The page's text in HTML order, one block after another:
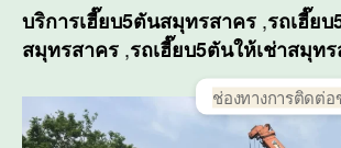
บริการเฮี๊ยบ5ตันสมุทรสาคร ,รถเฮี๊ย
สมุทรสาคร ,รถเฮี๊ยบ5ตันให้เช่าสมุท
ช่องทางการติดต่อ